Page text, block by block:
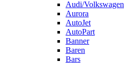
Audi/Volkswagen
Aurora
AutoJet
AutoPart
Banner
Baren
Bars